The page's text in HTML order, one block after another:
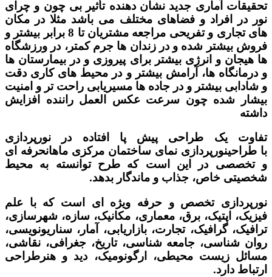
تحقیقات آماری جدید نشان دهنده تأثیر بی چون و چرای
نور در افراد و فضاهای مختلف می باشد مثلا در مکان
های تجاری و تفریحی مراجعه مشتریان تا 8 برابر بیشتر و
فروش بیشتر شده و در زندان ها جرم کمتر، در ورزشگاه
ها هیجان و انرژی بیشتر برای پیروزی و در بیمارستان ها
و درمانگاه ها، آرامش بیشتر و در محیط های کاری دقت
و شادابی بیشتر و در جاده ها مسیریابی راحت تر و امنیت
بیشار شده چون سرعت عکس العمل راننده افزایش
داشته
تفاوت یک طراحی پیش پا افتاده در نورپردازی
با طراحینورپردازی نمای ساختمان مرکزی ماهانحرفه ای
و تخصصی در این است که طرح توانسته به محیط
شخصیتی خاص، جذاب و ماندگار بدهد.
نورپردازی تخصص و حرفه ویژه ای است که با علم
فیزیک، اپتیک، برق، معماری، مکانیک، سازه، شهرسازی،
ترافیک، گرافیک، تجارت، بازاریابی، آمار، سناریونویسی،
روان شناسی، جامعه شناسی، تاریخ، جغرافی، نقاشی،
مسائل زیست محیطی، ارگونومیک، دید و هنرطراحی
ارتباط دارد.